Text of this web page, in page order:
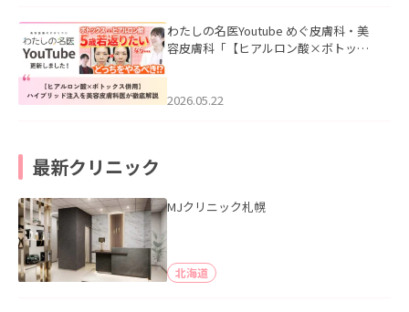
わたしの名医Youtube めぐ皮膚科・美
容皮膚科「【ヒアルロン酸×ボトック
た。
2026.05.22
最新クリニック
MJクリニック札幌
北海道